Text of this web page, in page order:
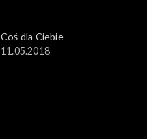
Coś dla Ciebie
11.05.2018